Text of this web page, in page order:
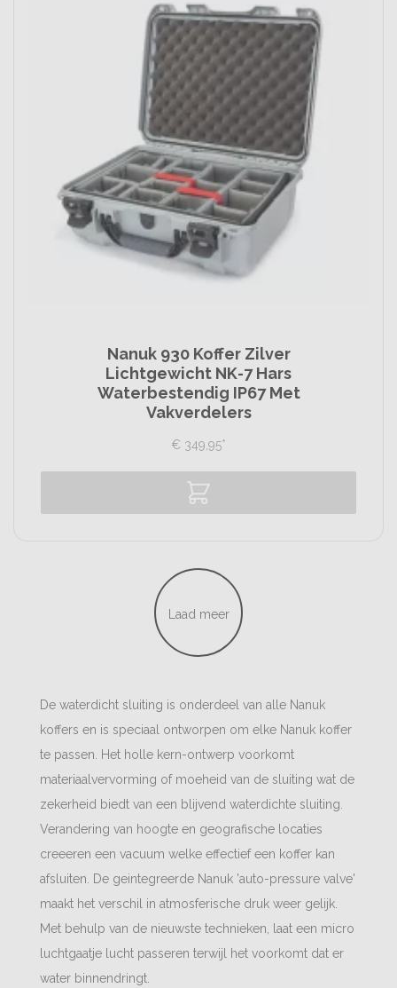
Nanuk 930 Koffer Zilver
Lichtgewicht NK-7 Hars
Waterbestendig IP67 Met
Vakverdelers
€ 349, 95*
Laad meer
De waterdicht sluiting is onderdeel van alle Nanuk
koffers en is speciaal ontworpen om elke Nanuk koffer
te passen. Het holle kern-ontwerp voorkomt
materiaalvervorming of moeheid van de sluiting wat de
zekerheid biedt van een blijvend waterdichte sluiting.
Verandering van hoogte en geografische locaties
creeeren een vacuum welke effectief een koffer kan
afsluiten. De geintegreerde Nanuk 'auto-pressure valve'
maakt het verschil in atmosferische druk weer gelijk.
Met behulp van de nieuwste technieken, laat een micro
luchtgaatje lucht passeren terwijl het voorkomt dat er
water binnendringt.